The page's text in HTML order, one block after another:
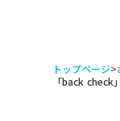
トップページ>
「back check